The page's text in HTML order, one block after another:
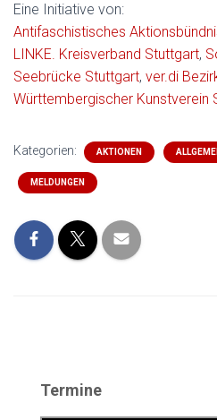
Eine Initiative von:
Antifaschistisches
LINKE. Kreisverband Stuttgart,
Seebrücke Stuttgart, ver.di
Württembergischer Kunstverein
Kategorien: AKTIONEN
MELDUNGEN
Termine